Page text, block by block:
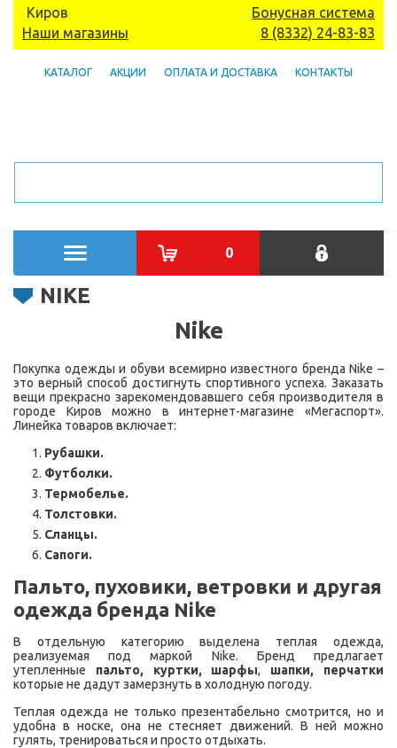
Киров
Наши магазины
Бонусная система
8 (8332) 24-83-83
КАТАЛОГ АКЦИИ ОПЛАТА И ДОСТАВКА КОНТАКТЫ
0
NIKE
Nike
Покупка одежды и обуви всемирно известного бренда Nike –
это верный способ достигнуть спортивного успеха. Заказать
вещи прекрасно зарекомендовавшего себя производителя в
городе Киров можно в интернет-магазине «Мегаспорт».
Линейка товаров включает:
Рубашки.
Футболки.
Термобелье.
Толстовки.
Сланцы.
Сапоги.
Пальто, пуховики, ветровки и другая
одежда бренда Nike
В отдельную категорию выделена теплая одежда,
реализуемая под маркой Nike. Бренд предлагает
утепленные пальто, куртки, шарфы, шапки,
перчатки
которые не дадут замерзнуть в холодную погоду.
Теплая одежда не только презентабельно смотрится, но и
удобна в носке, она не стесняет движений. В ней можно
гулять, тренироваться и просто отдыхать.